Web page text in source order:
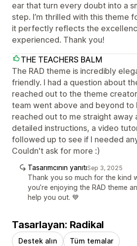
ear that turn every doubt into a
step. I’m thrilled with this theme
it perfectly reflects the
experienced. Thank you!
THE TEACHERS BALM
The RAD theme is incredibly
friendly. I had a question about
reached out to the theme
team went above and beyond to
reached out to me straight away
detailed instructions, a video
followed up to see if I needed
Couldn't ask for more :)
Tasarımcının yanıtıSep 3, 2025
Thank you so much for the kind
you’re enjoying the RAD theme
help you out. 💙
Tasarlayan: Radikal
Destek alın Tüm temalar